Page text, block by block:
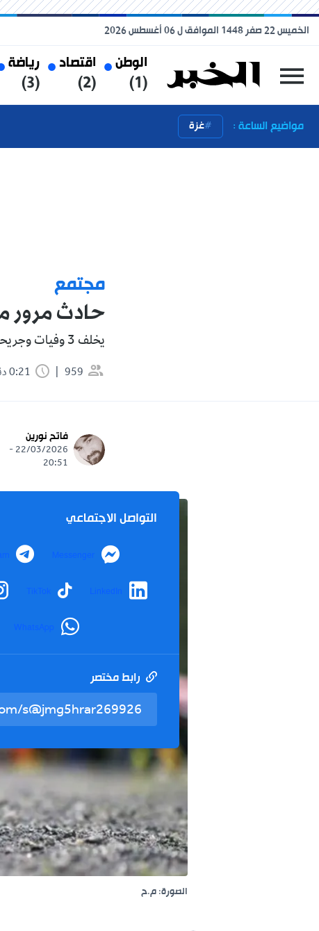
الوطن
(1)
اقتصاد
(2)
رياضة
(3)
الخميس 22 صفر 1448 الموافق ل 06 أغسطس 2026
مواضيع الساعة : غزة
مجتمع
حادث مرور
يخلف 3 وفيات وجريحاً.
959
فاتح نورين
22/03/2026 -
20:51
التواصل الاجتماعي
Messenger
LinkedIn
TikTok
WhatsApp
رابط مختصر
الصورة: م.ح